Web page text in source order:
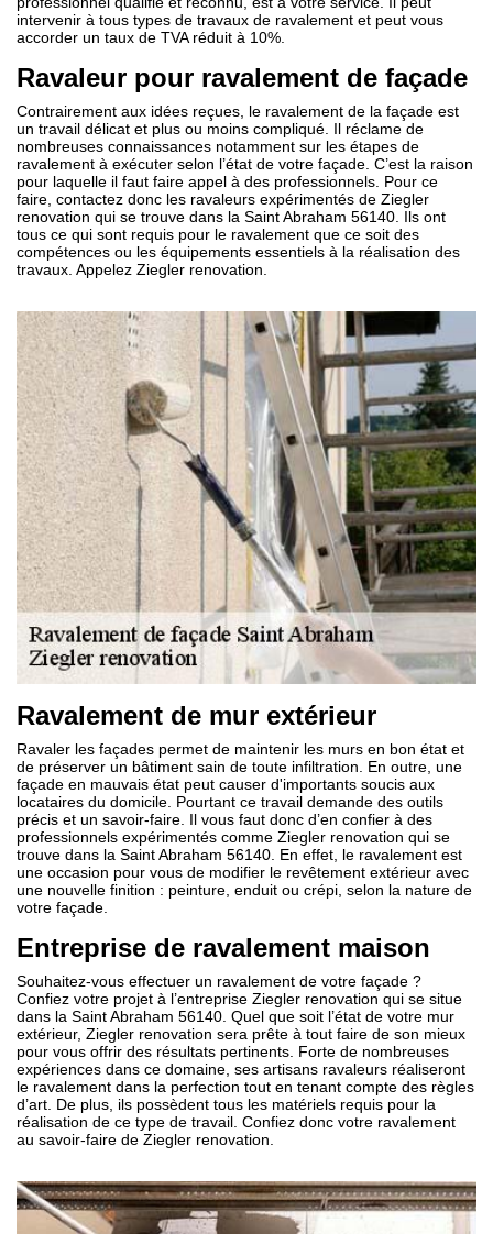
intervenir à tous types de travaux de ravalement et peut vous
accorder un taux de TVA réduit à 10%.
Ravaleur pour ravalement de façade
Contrairement aux idées reçues, le ravalement de la façade est
un travail délicat et plus ou moins compliqué. Il réclame de
nombreuses connaissances notamment sur les étapes de
ravalement à exécuter selon l’état de votre façade. C’est la raison
pour laquelle il faut faire appel à des professionnels. Pour ce
faire, contactez donc les ravaleurs expérimentés de Ziegler
renovation qui se trouve dans la Saint Abraham 56140. Ils ont
tous ce qui sont requis pour le ravalement que ce soit des
compétences ou les équipements essentiels à la réalisation des
travaux. Appelez Ziegler renovation.
Ravalement de mur extérieur
Ravaler les façades permet de maintenir les murs en bon état et
de préserver un bâtiment sain de toute infiltration. En outre, une
façade en mauvais état peut causer d'importants soucis aux
locataires du domicile. Pourtant ce travail demande des outils
précis et un savoir-faire. Il vous faut donc d’en confier à des
professionnels expérimentés comme Ziegler renovation qui se
trouve dans la Saint Abraham 56140. En effet, le ravalement est
une occasion pour vous de modifier le revêtement extérieur avec
une nouvelle finition : peinture, enduit ou crépi, selon la nature de
votre façade.
Entreprise de ravalement maison
Souhaitez-vous effectuer un ravalement de votre façade ?
Confiez votre projet à l’entreprise Ziegler renovation qui se situe
dans la Saint Abraham 56140. Quel que soit l’état de votre mur
extérieur, Ziegler renovation sera prête à tout faire de son mieux
pour vous offrir des résultats pertinents. Forte de nombreuses
expériences dans ce domaine, ses artisans ravaleurs réaliseront
le ravalement dans la perfection tout en tenant compte des règles
d’art. De plus, ils possèdent tous les matériels requis pour la
réalisation de ce type de travail. Confiez donc votre ravalement
au savoir-faire de Ziegler renovation.